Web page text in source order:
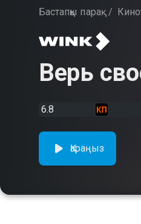
Бастапқы парақ /
Верь
6.8
Қараңыз